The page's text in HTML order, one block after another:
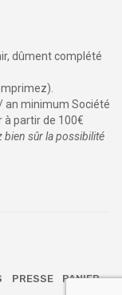
dûment complété
an minimum Société
à partir de 100€
bien sûr la possibilité
PRESSE
PANIER